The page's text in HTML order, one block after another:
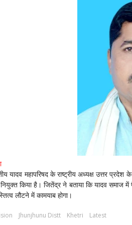
यादव महापरिषद के राष्ट्रीय अध्यक्ष उत्तर
किया है। जितेंद्र ने बताया कि यादव समाज
लौटने में कामयाब होगा।
Jhunjhunu Distt Khetri Latest